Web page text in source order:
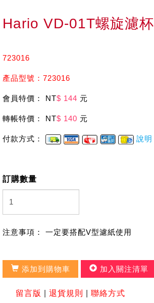
Hario VD-01T螺旋濾杯
723016
產品型號：723016
會員特價： NT$ 144 元
轉帳特價： NT$ 140 元
付款方式： 說明
訂購數量
注意事項： 一定要搭配V型濾紙使用
添加到購物車 加入關注清單
留言版 |退貨規則 |聯絡方式